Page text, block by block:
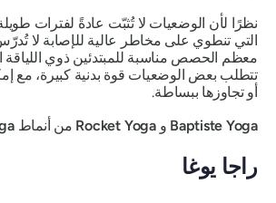
نظرًا لأن الوضعيات لا تُثبّت عادةً لفترات
التي تنطوي على مخاطر عالية للإصابة لا تُدرّس
معظم الحصص مناسبة للمبتدئين ذوي اللياقة
تتطلب بعض الوضعيات قوة بدنية كبيرة، مع
أو تجاوزها ببساطة.
Baptiste YogaوRocket Yogaمن أنماط
راجا يوغا